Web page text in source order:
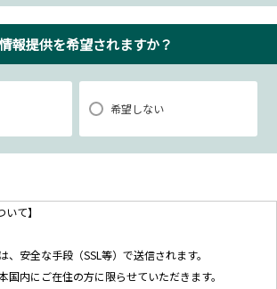
報提供を希望されますか？
希望しない
て】
安全な手段（SSL等）で送信されます。
内にご在住の方に限らせていただきます。